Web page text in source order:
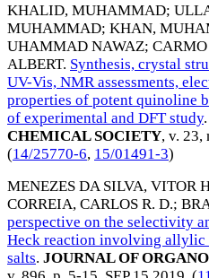
KHALID, MUHAMMAD;
MUHAMMAD; KHAN,
UHAMMAD NAWAZ;
ALBERT. Synthesis, crystal
UV-Vis, NMR assessments,
properties of potent quinoline
of experimental and DFT study.
CHEMICAL SOCIETY, v. 23,
(14/25770-6, 15/01491-3)
MENEZES DA SILVA, VITOR
CORREIA, CARLOS R. D.;
perspective on the selectivity
Heck reaction involving allylic
salts. JOURNAL OF